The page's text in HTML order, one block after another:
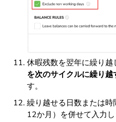
休暇残数を翌年に繰り越
を次のサイクルに繰り越
す。
繰り越せる日数または
12か月）を併せて入力し